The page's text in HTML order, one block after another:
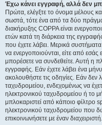
Έχω κάνει εγγραφή, αλλά δεν
Πρώτα, ελέγξτε το όνομα μέλους
σωστά, τότε ένα από τα δύο
διακήρυξης COPPA είναι
ετών κατά τη διάρκεια της
που έχετε λάβει. Μερικά
να ενεργοποιούνται, είτε από εσάς
μπορέσετε να συνδεθείτε. Αυτή η
εγγραφής. Εάν έχετε λάβει ένα
ακολουθήστε τις οδηγίες. Εάν δεν
ταχυδρομείου, ενδεχομένως να
ηλεκτρονικού ταχυδρομείου ή το
μπλοκαριστεί από κάποιο φίλτρο
ηλεκτρονικού ταχυδρομείου που
επικοινωνήσετε με έναν διαχειριστή.